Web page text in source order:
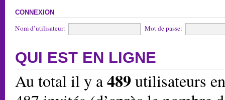
CONNEXION
Nom d’utilisateur: Mot de passe:
QUI EST EN LIGNE
Au total il y a489utilisateurs